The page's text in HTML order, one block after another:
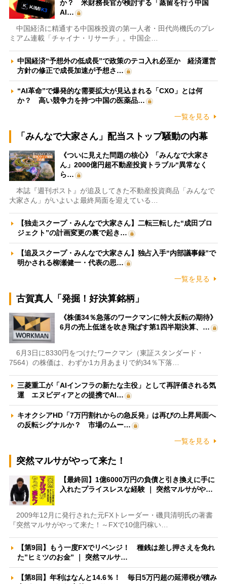
か？ 米財務長官が検討する「蒸留を行う中国
AI…
中国経済に精通する中国株投資の第一人者・田代尚機氏のプレ
ミアム連載「チャイナ・リサーチ」。中国企…
中国経済“予想外の低成長”で政策のテコ入れ必至か 経済運営
方針の修正で成長加速が予想さ…
“AI革命”で爆発的な需要拡大が見込まれる「CXO」とは何
か？ 高い競争力を持つ中国の医薬品…
一覧を見る
「みんなで大家さん」配当ストップ騒動の内幕
《ついに見えた問題の核心》「みんなで大家さ
ん」2000億円超不動産投資トラブル“異常なく
ら…
本誌『週刊ポスト』が追及してきた不動産投資商品「みんなで
大家さん」がいよいよ最終局面を迎えている…
【独走スクープ・みんなで大家さん】二転三転した“成田プロ
ジェクト”の計画変更の裏で起き…
【追及スクープ・みんなで大家さん】独占入手“内部議事録”で
明かされる柳瀬健一・代表の思…
一覧を見る
古賀真人「発掘！好決算銘柄」
《株価34％急落のワークマンに特大反転の期待》
6月の売上低迷を吹き飛ばす第1四半期決算、…
6月3日に8330円をつけたワークマン（東証スタンダード・
7564）の株価は、わずか1カ月あまりで約34％下落…
三菱重工が「AIインフラの新たな主役」として再評価される気
運 エヌビディアとの提携でAI…
キオクシアHD「7万円割れからの急反発」は再びの上昇局面へ
の反転シグナルか？ 市場のムー…
一覧を見る
突然マルサがやって来た！
【最終回】1億6000万円の負債と引き換えに手に
入れたプライスレスな経験 ｜ 突然マルサがや…
2009年12月に発行された元FXトレーダー・磯貝清明氏の著書
『突然マルサがやって来た！～FXで10億円稼い…
【第9回】もう一度FXでリベンジ！ 種銭は差し押さえを免れ
た”ヒミツのお金” ｜ 突然マルサ…
【第8回】年利はなんと14.6％！ 毎日5万円超の延滞税が積み